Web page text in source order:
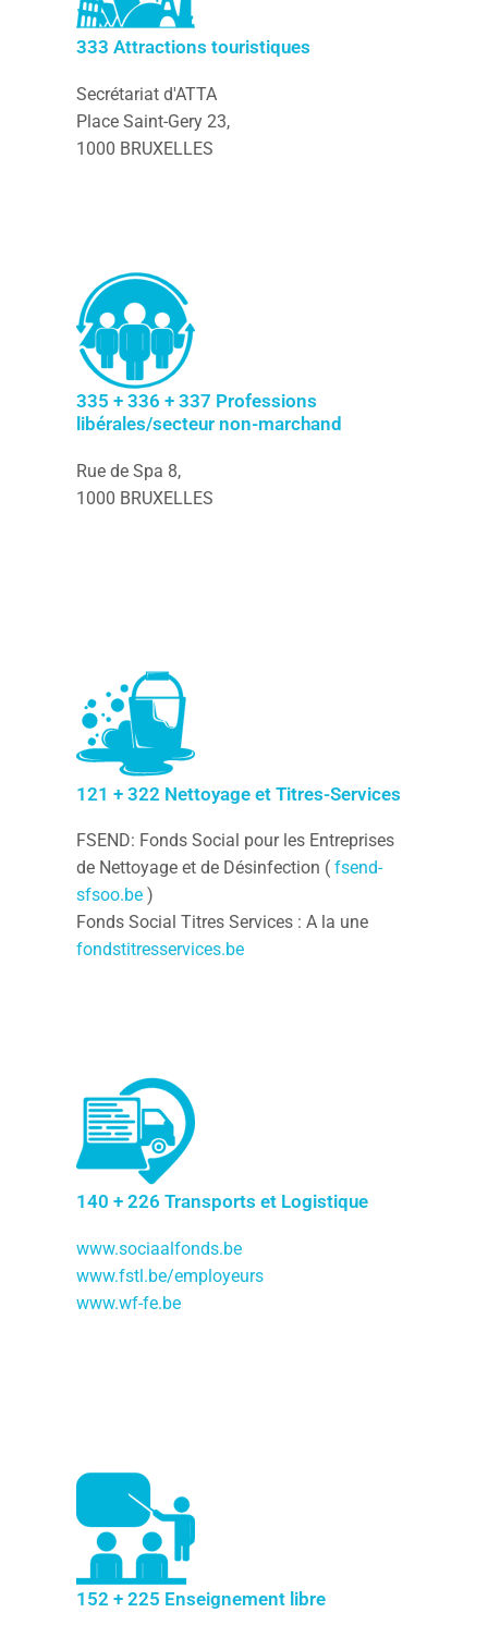
333 Attractions touristiques
Secrétariat d'ATTA
Place Saint-Gery 23,
1000 BRUXELLES
335 + 336 + 337 Professions
libérales/secteur non-marchand
Rue de Spa 8,
1000 BRUXELLES
121 + 322 Nettoyage et Titres-Services
FSEND: Fonds Social pour les Entreprises
de Nettoyage et de Désinfection ( fsend-
sfsoo.be )
Fonds Social Titres Services : A la une
fondstitresservices.be
140 + 226 Transports et Logistique
www.sociaalfonds.be
www.fstl.be/employeurs
www.wf-fe.be
152 + 225 Enseignement libre